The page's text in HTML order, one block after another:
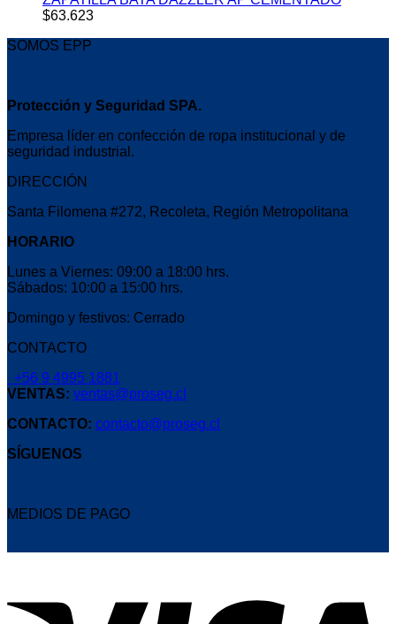
$63.623
SOMOS EPP
Protección y Seguridad SPA.
Empresa líder en confección de ropa institucional y de
seguridad industrial.
DIRECCIÓN
Santa Filomena #272, Recoleta, Región Metropolitana
HORARIO
Lunes a Viernes: 09:00 a 18:00 hrs.
Sábados: 10:00 a 15:00 hrs.
Domingo y festivos: Cerrado
CONTACTO
+56 9 4995 1881
VENTAS: ventas@proseg.cl
CONTACTO: contacto@proseg.cl
SÍGUENOS
MEDIOS DE PAGO